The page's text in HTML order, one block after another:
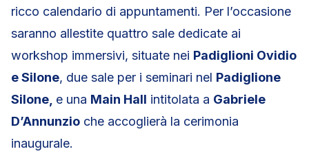
ricco calendario di appuntamenti. Per l’occasione
saranno allestite quattro sale dedicate ai
workshop immersivi, situate nei Padiglioni Ovidio
e Silone, due sale per i seminari nel Padiglione
Silone, e una Main Hall intitolata a Gabriele
D’Annunzio che accoglierà la cerimonia
inaugurale.